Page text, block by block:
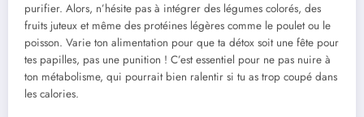
purifier. Alors, n’hésite pas à intégrer des légumes colorés, des
fruits juteux et même des protéines légères comme le poulet ou le
poisson. Varie ton alimentation pour que ta détox soit une fête pour
tes papilles, pas une punition ! C’est essentiel pour ne pas nuire à
ton métabolisme, qui pourrait bien ralentir si tu as trop coupé dans
les calories.